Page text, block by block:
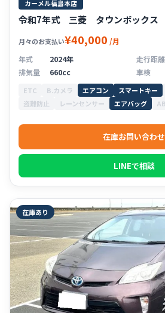
カーメル福島本店
令和7年式 三菱 タウンボックス
月々のお支払い¥40,000 /月
年式
2024年 走行距離
排気量
660cc 車検
ETC B.カメラ エアコン スマートキー
盗難防止
レーンセンサー エアバッグ
在庫お問い合わせ
LINEで相談
在庫あり